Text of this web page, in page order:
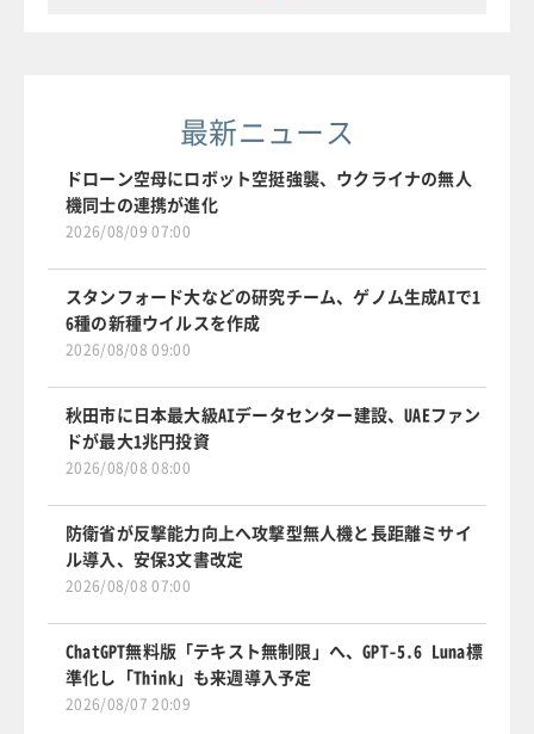
最新ニュース
ドローン空母にロボット空挺強襲、ウクライナの無人
機同士の連携が進化
2026/08/09 07:00
スタンフォード大などの研究チーム、ゲノム生成AIで1
6種の新種ウイルスを作成
2026/08/08 09:00
秋田市に日本最大級AIデータセンター建設、UAEファン
ドが最大1兆円投資
2026/08/08 08:00
防衛省が反撃能力向上へ攻撃型無人機と長距離ミサイ
ル導入、安保3文書改定
2026/08/08 07:00
ChatGPT無料版「テキスト無制限」へ、GPT-5.6 Luna標
準化し「Think」も来週導入予定
2026/08/07 20:09